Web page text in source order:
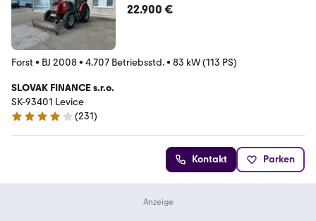
22.900 €
Forst • BJ 2008• 4.707 Betriebsstd.• 83 kW (113 PS)
SLOVAK FINANCE s.r.o.
SK-93401 Levice
4.2 Sterne
(231)
Kontakt Parken